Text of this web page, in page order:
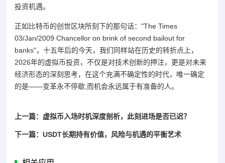
投资机遇。
正如比特币的创世区块所刻下的那句话："The Times
03/Jan/2009 Chancellor on brink of second bailout for
banks"，十五年后的今天，我们同样站在历史的转折点上，
2026年的虚拟币投资，不仅是对技术创新的押注，更是对未来
经济形态的深刻思考，在这个充满不确定性的时代，唯一确定
的是——变革永不停歇,而机会永远属于有准备的人。
上一篇：虚拟币入场时机深度剖析，此刻进场是否已迟？
下一篇：USDT长期持有价值，风险与机遇的平衡艺术